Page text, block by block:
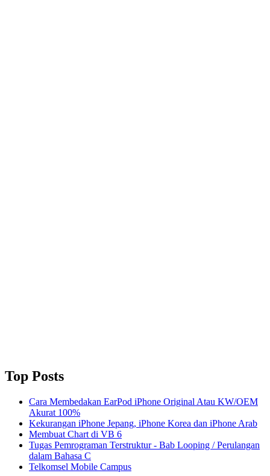
Top Posts
Cara Membedakan EarPod iPhone Original Atau KW/OEM
Akurat 100%
Kekurangan iPhone Jepang, iPhone Korea dan iPhone Arab
Membuat Chart di VB 6
Tugas Pemrograman Terstruktur - Bab Looping / Perulangan
dalam Bahasa C
Telkomsel Mobile Campus